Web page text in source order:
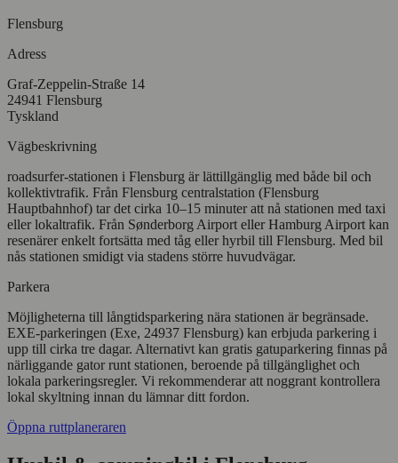
Flensburg
Adress
Graf-Zeppelin-Straße 14
24941 Flensburg
Tyskland
Vägbeskrivning
roadsurfer-stationen i Flensburg är lättillgänglig med både bil och
kollektivtrafik. Från Flensburg centralstation (Flensburg
Hauptbahnhof) tar det cirka 10–15 minuter att nå stationen med taxi
eller lokaltrafik. Från Sønderborg Airport eller Hamburg Airport kan
resenärer enkelt fortsätta med tåg eller hyrbil till Flensburg. Med bil
nås stationen smidigt via stadens större huvudvägar.
Parkera
Möjligheterna till långtidsparkering nära stationen är begränsade.
EXE-parkeringen (Exe, 24937 Flensburg) kan erbjuda parkering i
upp till cirka tre dagar. Alternativt kan gratis gatuparkering finnas på
närliggande gator runt stationen, beroende på tillgänglighet och
lokala parkeringsregler. Vi rekommenderar att noggrant kontrollera
lokal skyltning innan du lämnar ditt fordon.
Öppna ruttplaneraren